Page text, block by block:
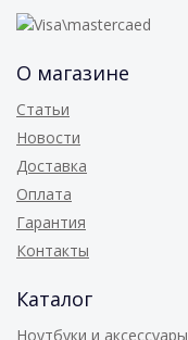
О магазине
Статьи
Новости
Доставка
Оплата
Гарантия
Контакты
Каталог
Ноутбуки и аксессуары